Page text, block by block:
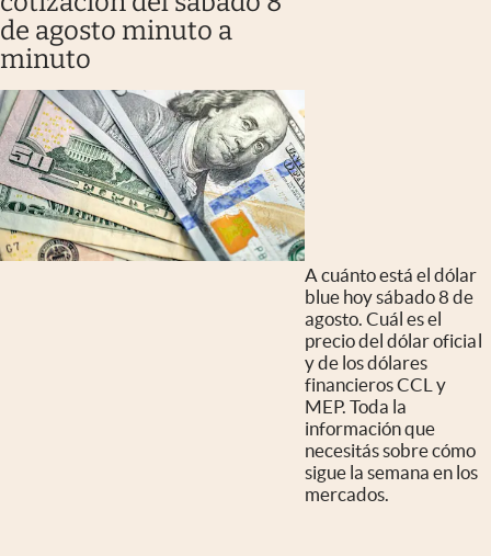
de agosto minuto a
minuto
A cuánto está el dólar
blue hoy sábado 8 de
agosto. Cuál es el
precio del dólar oficial
y de los dólares
financieros CCL y
MEP. Toda la
información que
necesitás sobre cómo
sigue la semana en los
mercados.